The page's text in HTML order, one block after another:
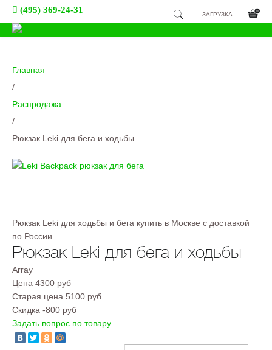
(495) 369-24-31 ЗАГРУЗКА...
Главная
/
Распродажа
/
Рюкзак Leki для бега и ходьбы
Рюкзак Leki для ходьбы и бега купить в Москве с доставкой
по России
Рюкзак Leki для бега и ходьбы
Array
Цена 4300 руб
Старая цена 5100 руб
Скидка -800 руб
Задать вопрос по товару